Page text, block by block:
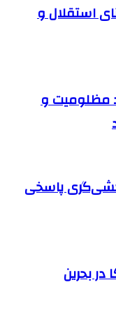
استقلال و
مظلومیت و
پاسخی
در بحرین